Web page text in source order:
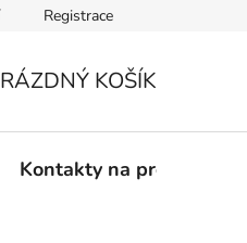
platbám Odstoupení od
Registrace
KOŠÍK
Kontakty na prodejny